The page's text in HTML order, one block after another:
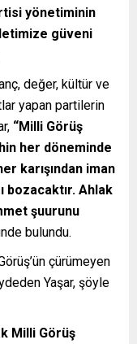
yönetiminin
güveni
değer, kültür ve
yapan partilerin
“Milli Görüş
her döneminde
karışından iman
bozacaktır. Ahlak
şuurunu
bulundu.
çürümeyen
Yaşar, şöyle
Milli Görüş